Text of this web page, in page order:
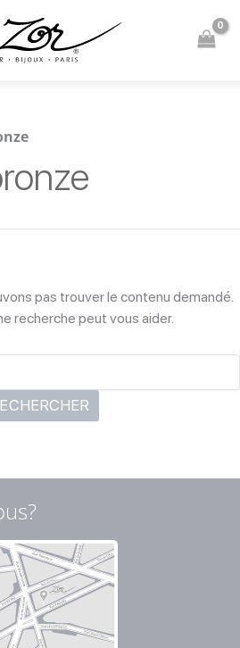
pas trouver le contenu demandé.
recherche peut vous aider.